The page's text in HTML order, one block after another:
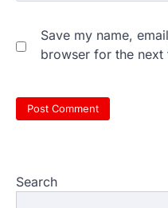
Save my name,
browser for the next
Search